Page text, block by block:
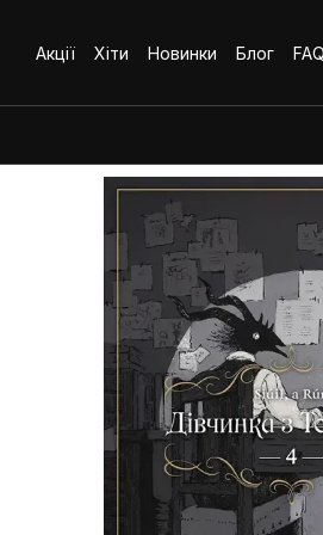
Акції
Хіти Новинки Блог FAQ